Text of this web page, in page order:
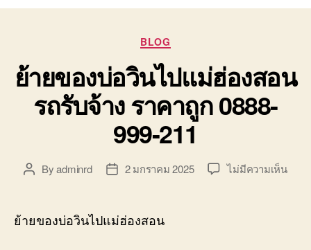
(บริษัท
พาณิชย์
บริการ
รถยก
รถ
รับจ้าง
ใน
เขต
บ่อ
วิน
Categories
BLOG
ย้ายของบ่อวินไปแม่ฮ่องสอน
รถรับจ้าง ราคาถูก 0888-
999-211
PostByadminrd
Post2 มกราคม 2025 ไม่มีความเห็นบน
ย้ายของบ่อวินไปแม่ฮ่องสอน